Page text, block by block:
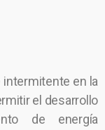
intermitente en la
el desarrollo
de energía